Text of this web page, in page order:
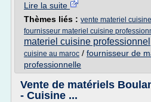
Lire la suite
Thèmes liés : vente materiel
fournisseur materiel cuisine
materiel cuisine professionnel
cuisine au maroc / fournisseur de
professionnelle
Vente de matériels
- Cuisine ...